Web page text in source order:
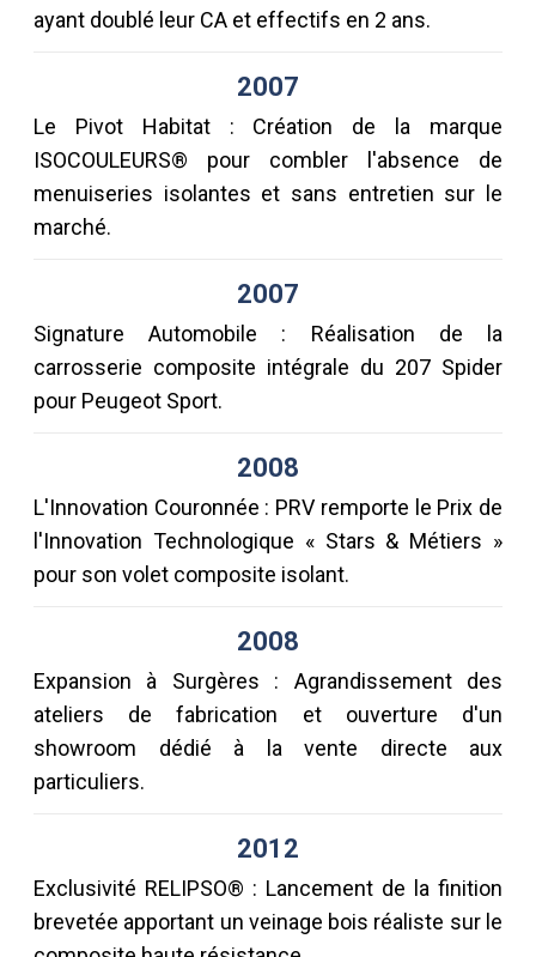
ayant doublé leur CA et effectifs en 2 ans.
2007
Le Pivot Habitat : Création de la marque
ISOCOULEURS® pour combler l'absence de
menuiseries isolantes et sans entretien sur le
marché.
2007
Signature Automobile : Réalisation de la
carrosserie composite intégrale du 207 Spider
pour Peugeot Sport.
2008
L'Innovation Couronnée : PRV remporte le Prix de
l'Innovation Technologique « Stars & Métiers »
pour son volet composite isolant.
2008
Expansion à Surgères : Agrandissement des
ateliers de fabrication et ouverture d'un
showroom dédié à la vente directe aux
particuliers.
2012
Exclusivité RELIPSO® : Lancement de la finition
brevetée apportant un veinage bois réaliste sur le